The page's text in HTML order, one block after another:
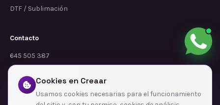
DTF / Sublimación
Contacto
645 505 387
info@dependalium.com
Mataró (Barcelona)
Cookies en Creaar
Usamos cookies necesarias para el funcionamiento